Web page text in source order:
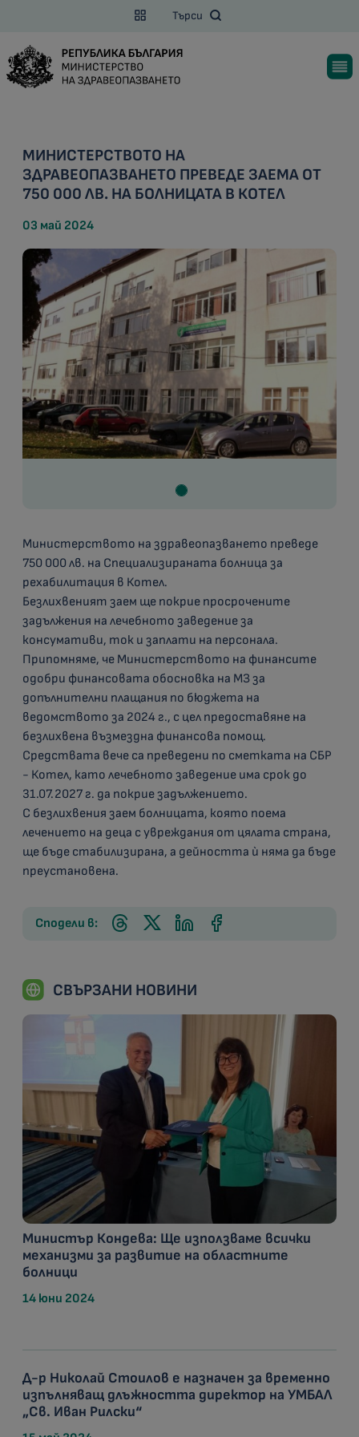
Търси
МИНИСТЕРСТВОТО НА
ЗДРАВЕОПАЗВАНЕТО ПРЕВЕДЕ ЗАЕМА ОТ
750 000 ЛВ. НА БОЛНИЦАТА В КОТЕЛ
03 май 2024
Министерството на здравеопазването преведе
750 000 лв. на Специализираната болница за
рехабилитация в Котел.
Безлихвеният заем ще покрие просрочените
задължения на лечебното заведение за
консумативи, ток и заплати на персонала.
Припомняме, че Министерството на финансите
одобри финансовата обосновка на МЗ за
допълнителни плащания по бюджета на
ведомството за 2024 г., с цел предоставяне на
безлихвена възмездна финансова помощ.
Средствата вече са преведени по сметката на СБР
- Котел, като лечебното заведение има срок до
31.07.2027 г. да покрие задължението.
С безлихвения заем болницата, която поема
лечението на деца с увреждания от цялата страна,
ще бъде стабилизирана, а дейността ѝ няма да бъде
преустановена.
Сподели в:
СВЪРЗАНИ НОВИНИ
Министър Кондева: Ще използваме всички
механизми за развитие на областните
болници
14 юни 2024
Д-р Николай Стоилов е назначен за временно
изпълняващ длъжността директор на УМБАЛ
„Св. Иван Рилски“